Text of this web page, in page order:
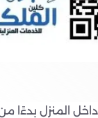
المنزل بدءًا